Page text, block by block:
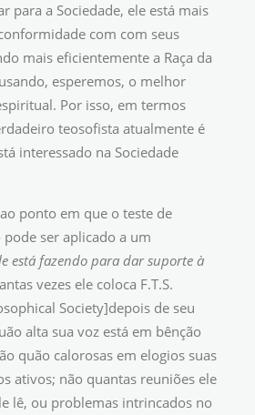
para a Sociedade, ele está mais
com com seus
mais eficientemente a Raça da
esperemos, o melhor
Por isso, em termos
teosofista atualmente é
interessado na Sociedade
ponto em que o teste de
ser aplicado a um
está fazendo para dar suporte à
vezes ele coloca F.T.S.
Society]depois de seu
alta sua voz está em bênção
quão calorosas em elogios suas
ativos; não quantas reuniões ele
lê, ou problemas intrincados no